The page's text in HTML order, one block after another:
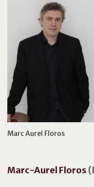
Marc Aurel Floros
Marc-Aurel Floros